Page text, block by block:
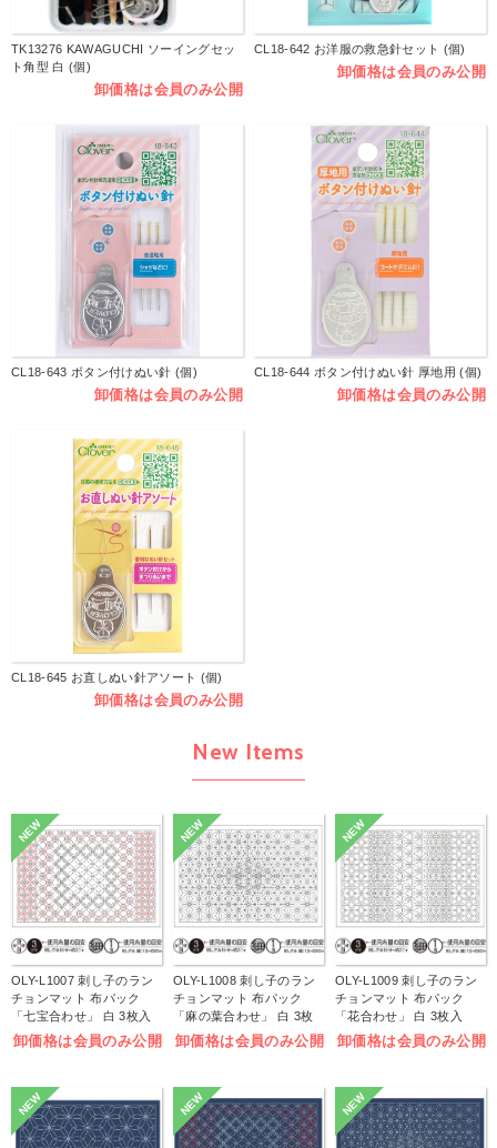
TK13276 KAWAGUCHI ソーイングセッ
ト角型 白 (個)
卸価格は会員のみ公開
CL18-642 お洋服の救急針セット (個)
卸価格は会員のみ公開
CL18-643 ボタン付けぬい針 (個)
卸価格は会員のみ公開
CL18-644 ボタン付けぬい針 厚地用 (個)
卸価格は会員のみ公開
CL18-645 お直しぬい針アソート (個)
卸価格は会員のみ公開
New Items
NEW
OLY-L1007 刺し子のラン
チョンマット 布パック
「七宝合わせ」 白 3枚入
(袋)
卸価格は会員のみ公開
NEW
OLY-L1008 刺し子のラン
チョンマット 布パック
「麻の葉合わせ」 白 3枚
入 (袋)
卸価格は会員のみ公開
NEW
OLY-L1009 刺し子のラン
チョンマット 布パック
「花合わせ」 白 3枚入
(袋)
卸価格は会員のみ公開
NEW NEW NEW